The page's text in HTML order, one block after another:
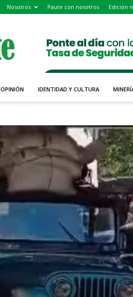
Nosotros Paute con nosotros Edición
OPINIÓN IDENTIDAD Y CULTURA